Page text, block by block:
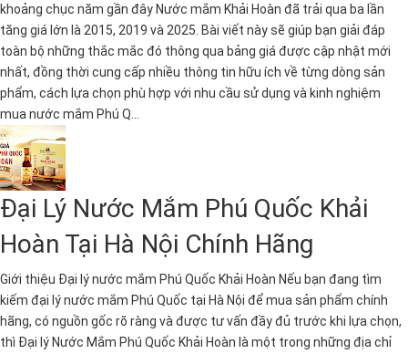
khoảng chục năm gần đây Nước mắm Khải Hoàn đã trải qua ba lần
tăng giá lớn là 2015, 2019 và 2025. Bài viết này sẽ giúp bạn giải đáp
toàn bộ những thắc mắc đó thông qua bảng giá được cập nhật mới
nhất, đồng thời cung cấp nhiều thông tin hữu ích về từng dòng sản
phẩm, cách lựa chọn phù hợp với nhu cầu sử dụng và kinh nghiệm
mua nước mắm Phú Q...
Đại Lý Nước Mắm Phú Quốc Khải
Hoàn Tại Hà Nội Chính Hãng
Giới thiệu Đại lý nước mắm Phú Quốc Khải Hoàn Nếu bạn đang tìm
kiếm đại lý nước mắm Phú Quốc tại Hà Nội để mua sản phẩm chính
hãng, có nguồn gốc rõ ràng và được tư vấn đầy đủ trước khi lựa chọn,
thì Đại lý Nước Mắm Phú Quốc Khải Hoàn là một trong những địa chỉ